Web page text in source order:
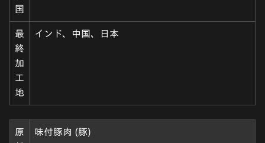
国
最
終
加
工
地
インド、中国、日本
原
味付豚肉 (豚)